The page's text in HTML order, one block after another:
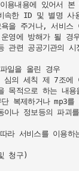
용내용에 있어서
속한 ID 및 별명 사
을 주거나, 서비스
영에 방해가 될 경
관련 공공기관의 시
일을 올린 경우
심의 세칙 제 7조에
목적으로 하는 내용
복제하거나 mp3를
이나 정보등의 파괴
라 서비스를 이용
청구)